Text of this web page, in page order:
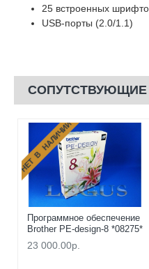
25 встроенных
USB-порты (2.0/1.1)
НЕТ В НАЛИЧИИ
Программное обеспечение
Brother PE-design-8 *08275*
23 000.00р.